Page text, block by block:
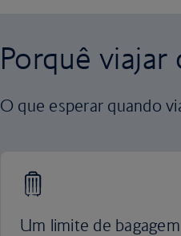
Porquê
O que esperar quando
Um limite de bagagem